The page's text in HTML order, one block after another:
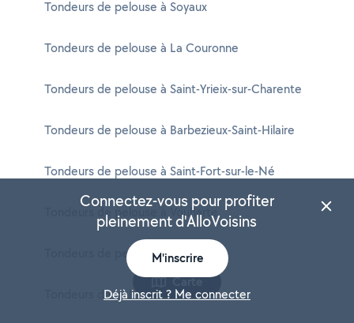
Tondeurs de pelouse à Soyaux
Tondeurs de pelouse à La Couronne
Tondeurs de pelouse à Saint-Yrieix-sur-Charente
Tondeurs de pelouse à Barbezieux-Saint-Hilaire
Tondeurs de pelouse à Saint-Fort-sur-le-Né
Tondeurs de pelouse à Vouharte
Tondeurs de pelouse à Nanclars
Tondeurs de pelouse à Bonneuil
Carte
Connectez-vous pour profiter
pleinement d'AlloVoisins
M'inscrire
Déjà inscrit ? Me connecter